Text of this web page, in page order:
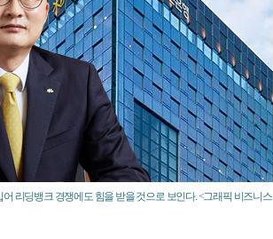
리딩뱅크 경쟁에도 힘을 받을 것으로 보인다. <그래픽 비즈니스